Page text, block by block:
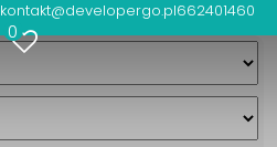
kontakt@developergo.pl662401460
0